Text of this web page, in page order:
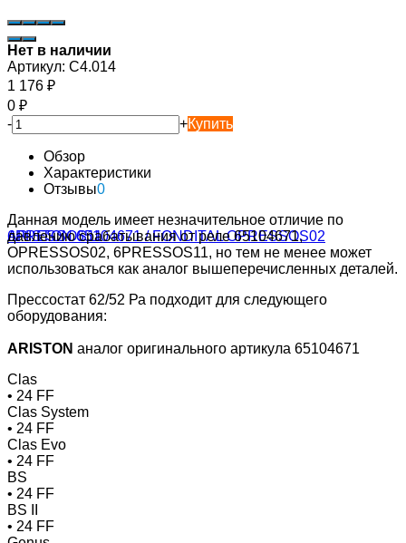
Нет в наличии
Артикул: C4.014
1 176 ₽
0 ₽
-
+Купить
Обзор
Характеристики
Отзывы0
Данная модель имеет незначительное отличие по
давлению срабатывания от реле 65104671,
OPRESSOS02, 6PRESSOS11, но тем не менее может
использоваться как аналог вышеперечисленных деталей.
Прессостат 62/52 Ра подходит для следующего
оборудования:
ARISTON аналог оригинального артикула 65104671
Clas
• 24 FF
Clas System
• 24 FF
Clas Evo
• 24 FF
BS
• 24 FF
BS II
• 24 FF